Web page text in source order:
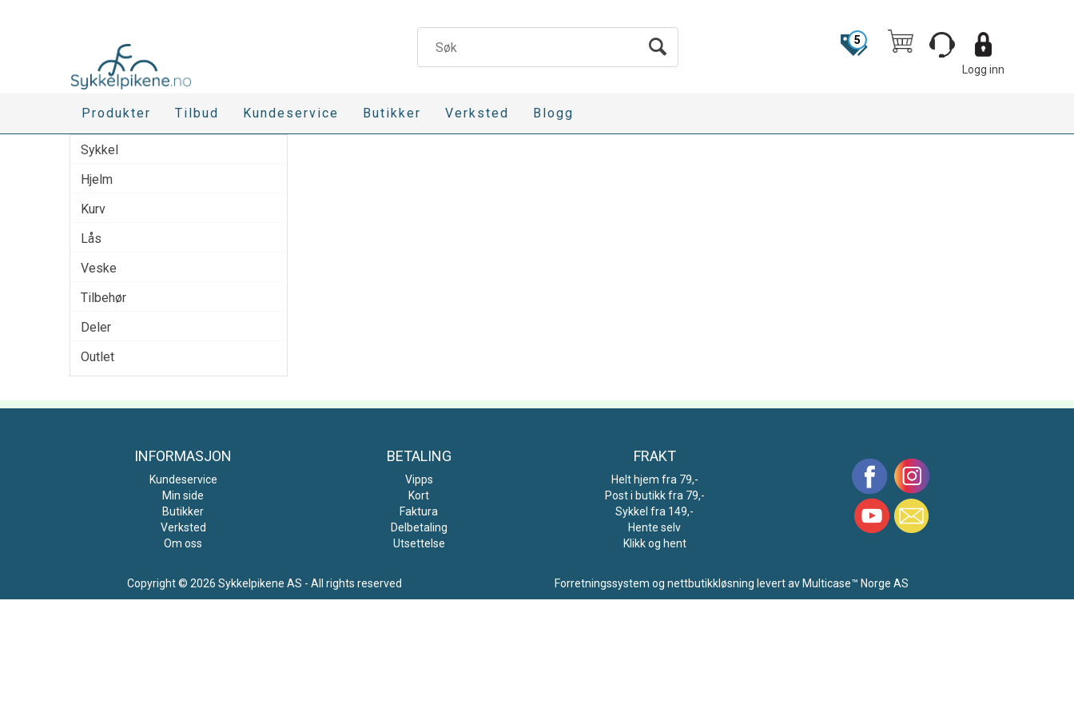
Logg inn
5
Produkter Tilbud Kundeservice Butikker Verksted Blogg
Sykkel
Hjelm
Kurv
Lås
Veske
Tilbehør
Deler
Outlet
INFORMASJON
Kundeservice
Min side
Butikker
Verksted
Om oss
BETALING
Vipps
Kort
Faktura
Delbetaling
Utsettelse
FRAKT
Helt hjem fra 79,-
Post i butikk fra 79,-
Sykkel fra 149,-
Hente selv
Klikk og hent
Copyright © 2026 Sykkelpikene AS - All rights reserved Forretningssystem ognettbutikkløsning levert av Multicase™ Norge AS